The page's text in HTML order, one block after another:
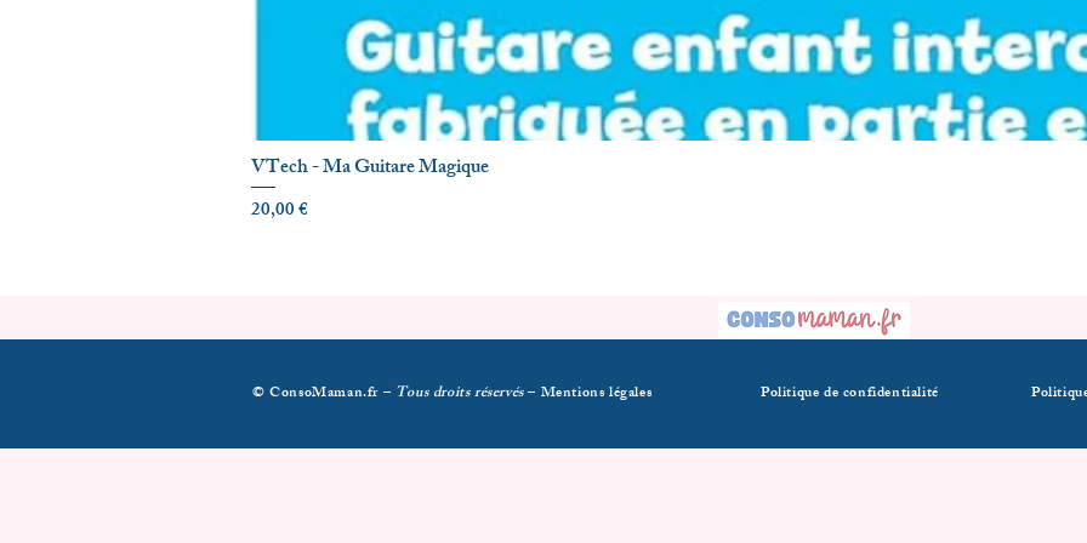
VTech - Ma Guitare Magique
Prix
20,00 €
© ConsoMaman.fr – Tous droits réservés– Mentions légales Politique de confidentialité